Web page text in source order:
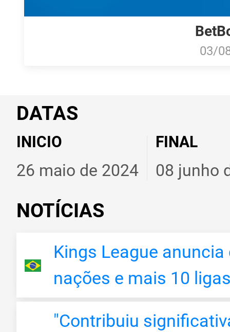
03/
DATAS
INICIO
26 maio de 2024
FINAL
08 junho
NOTÍCIAS
Kings League
nações e mais 10
"Contribuiu